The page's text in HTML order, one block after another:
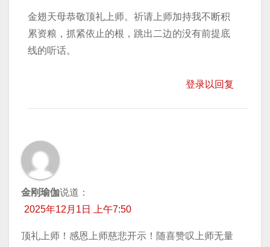
金翅天母恭敬顶礼上师。祈请上师加持我不断积
累资粮，抓紧依止的根，跳出二边的没有前提底
线的听话。
登录以回复
金刚瑜伽说道：
2025年12月1日 上午7:50
顶礼上师！感恩上师慈悲开示！随喜赞叹上师无量